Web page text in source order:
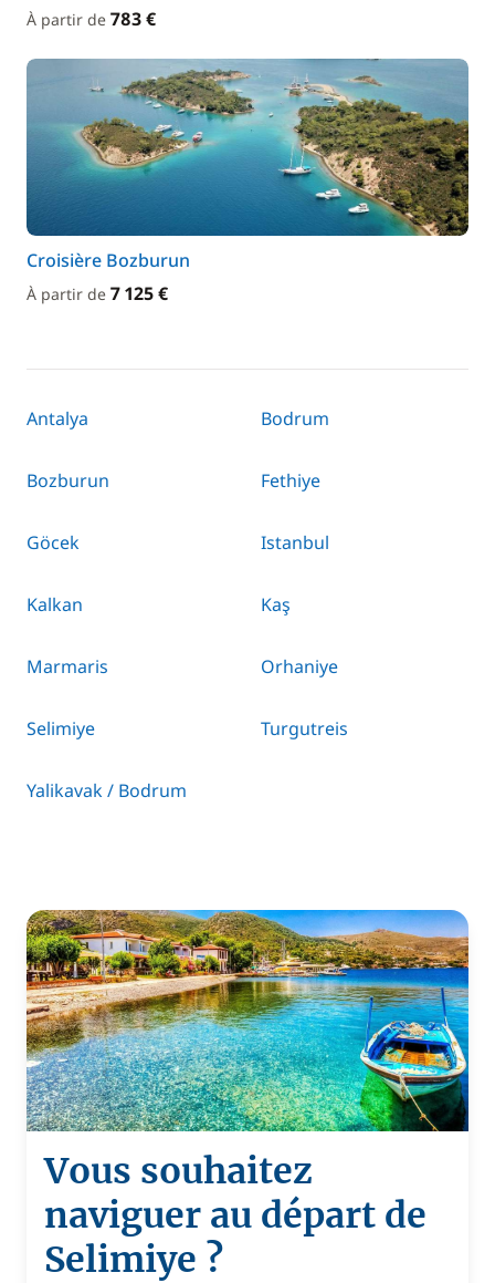
À partir de 783 €
Croisière Bozburun
À partir de 7 125 €
Antalya Bodrum
Bozburun Fethiye
Göcek Istanbul
Kalkan Kaş
Marmaris Orhaniye
Selimiye Turgutreis
Yalikavak / Bodrum
Vous souhaitez
naviguer au départ de
Selimiye ?